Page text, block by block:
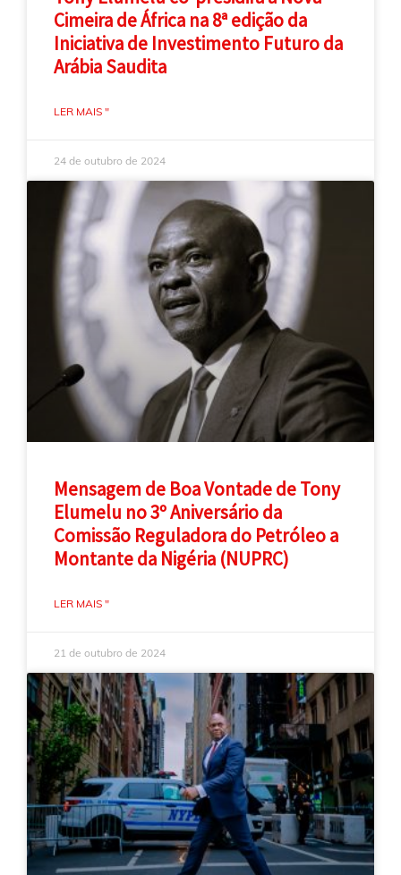
Cimeira de África na 8ª edição da
Iniciativa de Investimento Futuro da
Arábia Saudita
LER MAIS "
24 de outubro de 2024
Mensagem de Boa Vontade de Tony
Elumelu no 3º Aniversário da
Comissão Reguladora do Petróleo a
Montante da Nigéria (NUPRC)
LER MAIS "
21 de outubro de 2024